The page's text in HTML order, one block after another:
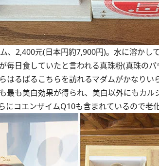
、2,400元(日本円約7,900円)。水に溶かして
毎日食していたと言われる真珠粉(真珠の
はるばるこちらを訪れるマダムがかなり
最も美白効果が得られ、美白以外にもカ
にコエンザイムQ10も含まれているので老